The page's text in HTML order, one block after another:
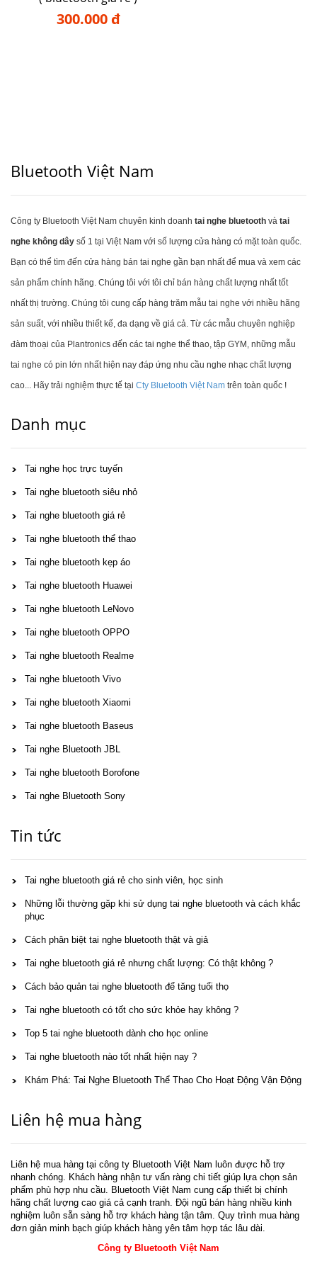
300.000 đ
Bluetooth Việt Nam
Công ty Bluetooth Việt Nam chuyên kinh doanh tai nghe bluetooth và tai
nghe không dây số 1 tại Việt Nam với số lượng cửa hàng có mặt toàn quốc.
Bạn có thể tìm đến cửa hàng bán tai nghe gần bạn nhất để mua và xem các
sản phẩm chính hãng. Chúng tôi với tôi chỉ bán hàng chất lượng nhất tốt
nhất thị trường. Chúng tôi cung cấp hàng trăm mẫu tai nghe với nhiều hãng
sản suất, với nhiều thiết kế, đa dạng về giá cả. Từ các mẫu chuyên nghiệp
đàm thoại của Plantronics đến các tai nghe thể thao, tập GYM, những mẫu
tai nghe có pin lớn nhất hiện nay đáp ứng nhu cầu nghe nhạc chất lượng
cao... Hãy trải nghiệm thực tế tại Cty Bluetooth Việt Nam trên toàn quốc !
Danh mục
Tai nghe học trực tuyến
Tai nghe bluetooth siêu nhỏ
Tai nghe bluetooth giá rẻ
Tai nghe bluetooth thể thao
Tai nghe bluetooth kẹp áo
Tai nghe bluetooth Huawei
Tai nghe bluetooth LeNovo
Tai nghe bluetooth OPPO
Tai nghe bluetooth Realme
Tai nghe bluetooth Vivo
Tai nghe bluetooth Xiaomi
Tai nghe bluetooth Baseus
Tai nghe Bluetooth JBL
Tai nghe bluetooth Borofone
Tai nghe Bluetooth Sony
Tin tức
Tai nghe bluetooth giá rẻ cho sinh viên, học sinh
Những lỗi thường gặp khi sử dụng tai nghe bluetooth và cách khắc
phục
Cách phân biệt tai nghe bluetooth thật và giả
Tai nghe bluetooth giá rẻ nhưng chất lượng: Có thật không ?
Cách bảo quản tai nghe bluetooth để tăng tuổi thọ
Tai nghe bluetooth có tốt cho sức khỏe hay không ?
Top 5 tai nghe bluetooth dành cho học online
Tai nghe bluetooth nào tốt nhất hiện nay ?
Khám Phá: Tai Nghe Bluetooth Thể Thao Cho Hoạt Động Vận Động
Liên hệ mua hàng
Liên hệ mua hàng tại công ty Bluetooth Việt Nam luôn được hỗ trợ
nhanh chóng. Khách hàng nhận tư vấn ràng chi tiết giúp lựa chọn sản
phẩm phù hợp nhu cầu. Bluetooth Việt Nam cung cấp thiết bị chính
hãng chất lượng cao giá cả cạnh tranh. Đội ngũ bán hàng nhiều kinh
nghiệm luôn sẵn sàng hỗ trợ khách hàng tận tâm. Quy trình mua hàng
đơn giản minh bạch giúp khách hàng yên tâm hợp tác lâu dài.
Công ty Bluetooth Việt Nam